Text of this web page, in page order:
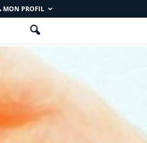
MON PROFIL